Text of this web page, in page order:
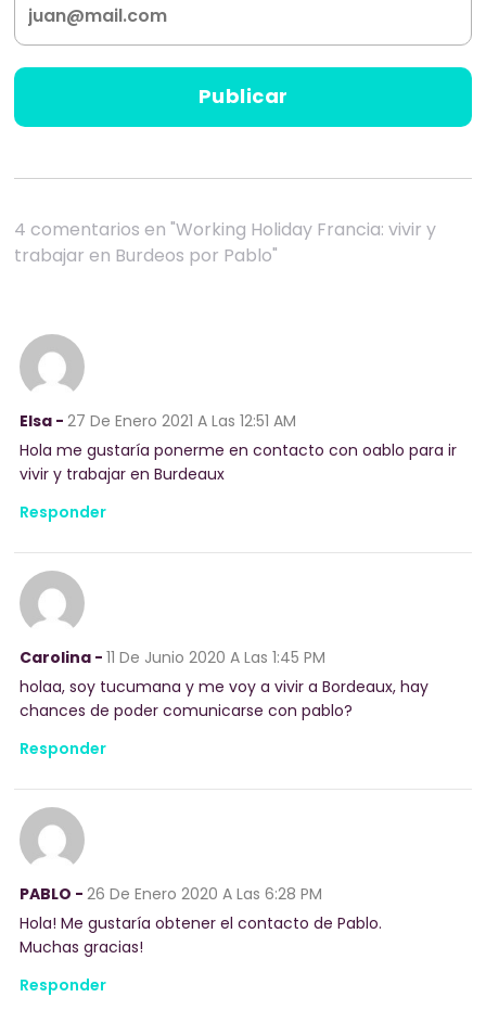
4 comentarios en "Working Holiday Francia: vivir y
trabajar en Burdeos por Pablo"
Elsa - 27 De Enero 2021 A Las 12:51 AM
Hola me gustaría ponerme en contacto con oablo para ir
vivir y trabajar en Burdeaux
Responder
Carolina - 11 De Junio 2020 A Las 1:45 PM
holaa, soy tucumana y me voy a vivir a Bordeaux, hay
chances de poder comunicarse con pablo?
Responder
PABLO - 26 De Enero 2020 A Las 6:28 PM
Hola! Me gustaría obtener el contacto de Pablo.
Muchas gracias!
Responder